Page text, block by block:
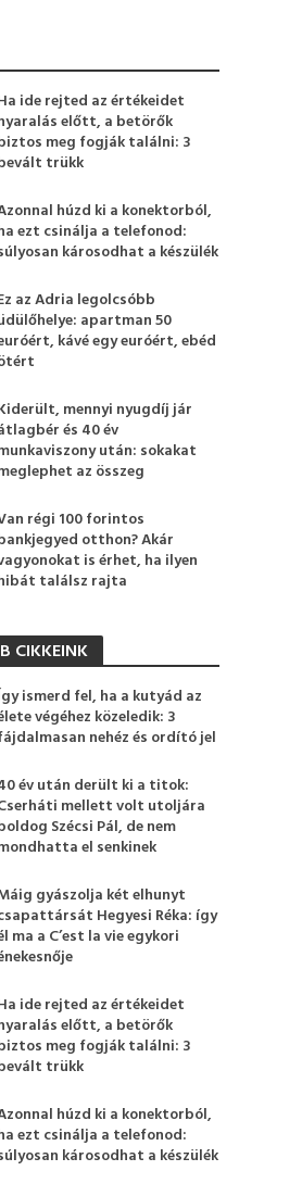
ide rejted az értékeidet
előtt, a betörők
meg fogják találni: 3
trükk
húzd ki a konektorból,
ezt csinálja a telefonod:
károsodhat a készülék
az Adria legolcsóbb
apartman 50
kávé egy euróért, ebéd
mennyi nyugdíj jár
és 40 év
után: sokakat
az összeg
régi 100 forintos
otthon? Akár
is érhet, ha ilyen
találsz rajta
CIKKEINK
ismerd fel, ha a kutyád az
végéhez közeledik: 3
nehéz és ordító jel
év után derült ki a titok:
mellett volt utoljára
Szécsi Pál, de nem
el senkinek
gyászolja két elhunyt
Hegyesi Réka: így
ma a C’est la vie egykori
ide rejted az értékeidet
előtt, a betörők
meg fogják találni: 3
trükk
húzd ki a konektorból,
ezt csinálja a telefonod:
károsodhat a készülék